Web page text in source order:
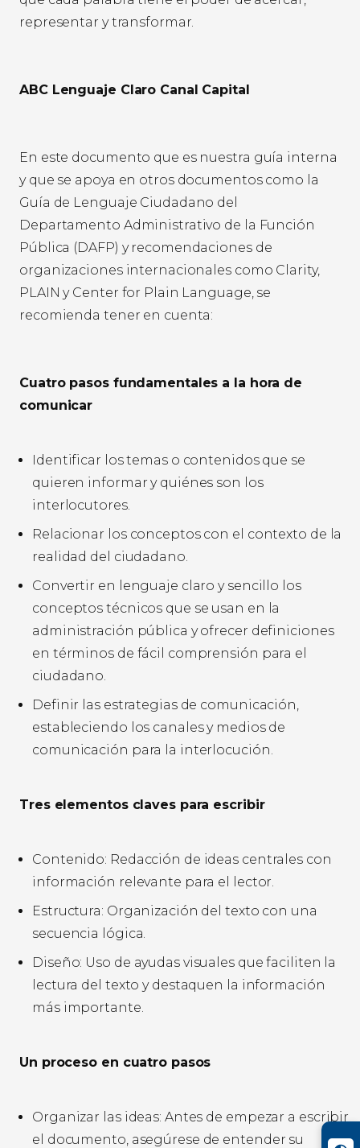
representar y transformar.
ABC Lenguaje Claro Canal Capital
En este documento que es nuestra guía interna
y que se apoya en otros documentos como la
Guía de Lenguaje Ciudadano del
Departamento Administrativo de la Función
Pública (DAFP) y recomendaciones de
organizaciones internacionales como Clarity,
PLAIN y Center for Plain Language, se
recomienda tener en cuenta:
Cuatro pasos fundamentales a la hora de
comunicar
Identificar los temas o contenidos que se
quieren informar y quiénes son los
interlocutores.
Relacionar los conceptos con el contexto de la
realidad del ciudadano.
Convertir en lenguaje claro y sencillo los
conceptos técnicos que se usan en la
administración pública y ofrecer definiciones
en términos de fácil comprensión para el
ciudadano.
Definir las estrategias de comunicación,
estableciendo los canales y medios de
comunicación para la interlocución.
Tres elementos claves para escribir
Contenido: Redacción de ideas centrales con
información relevante para el lector.
Estructura: Organización del texto con una
secuencia lógica.
Diseño: Uso de ayudas visuales que faciliten la
lectura del texto y destaquen la información
más importante.
Un proceso en cuatro pasos
Organizar las ideas: Antes de empezar a escribir
el documento, asegúrese de entender su